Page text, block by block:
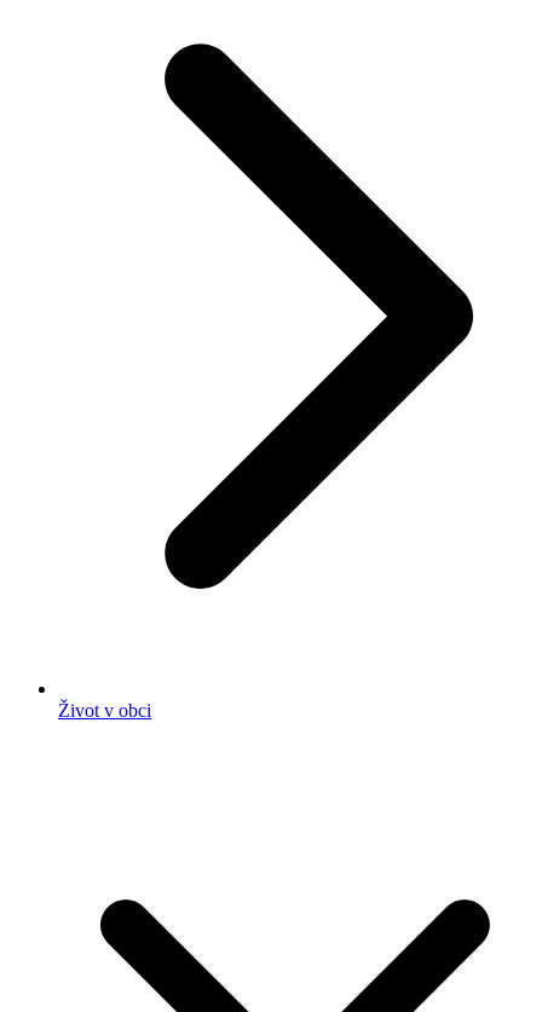
Život v obci